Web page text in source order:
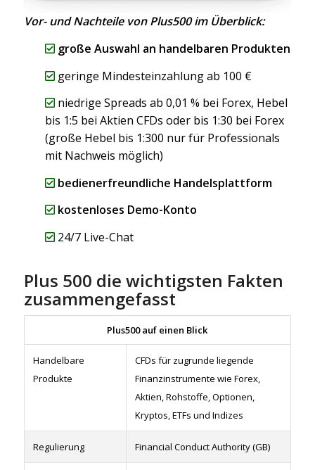
Vor- und Nachteile von Plus500 im Überblick:
große Auswahl an handelbaren Produkten
geringe Mindesteinzahlung ab 100 €
niedrige Spreads ab 0,01 % bei Forex, Hebel
bis 1:5 bei Aktien CFDs oder bis 1:30 bei Forex
(große Hebel bis 1:300 nur für Professionals
mit Nachweis möglich)
bedienerfreundliche Handelsplattform
kostenloses Demo-Konto
24/7 Live-Chat
Plus 500 die wichtigsten Fakten
zusammengefasst
Plus500 auf einen Blick
Handelbare
Produkte
CFDs für zugrunde liegende
Finanzinstrumente wie Forex,
Aktien, Rohstoffe, Optionen,
Kryptos, ETFs und Indizes
Regulierung Financial Conduct Authority (GB)